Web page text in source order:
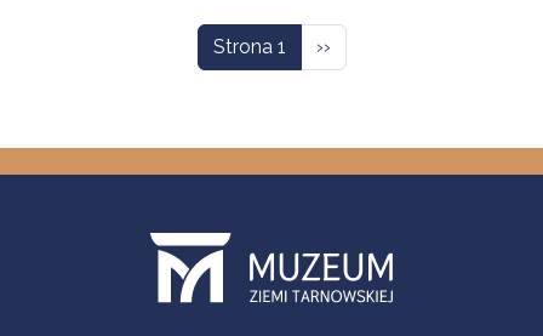
Strona 1 Następna strona
››